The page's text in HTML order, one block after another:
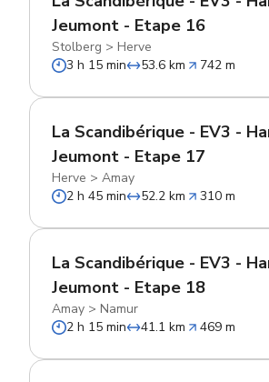
Jeumont - Etape 16
Stolberg > Herve
3 h 15 min
53.6 km 742 m
La Scandibérique - EV3 -
Jeumont - Etape 17
Herve > Amay
2 h 45 min
52.2 km 310 m
La Scandibérique - EV3 -
Jeumont - Etape 18
Amay > Namur
2 h 15 min
41.1 km 469 m